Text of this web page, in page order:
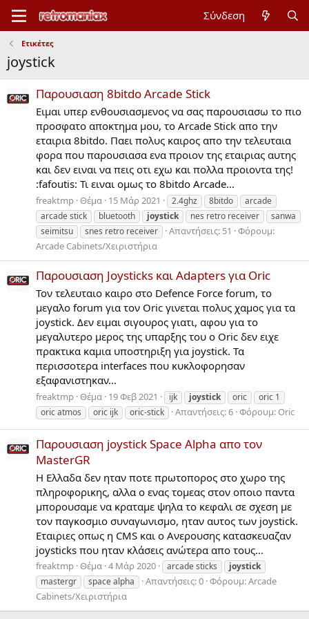
Σύνδεση
Ετικέτες
joystick
Παρουσιαση 8bitdo Arcade Stick
Ειμαι υπερ ενθουσιασμενος να σας παρουσιασω το πιο
προσφατο αποκτημα μου, το Arcade Stick απο την
εταιρια 8bitdo. Παει πολυς καιρος απο την τελευταια
φορα που παρουσιασα ενα προιον της εταιριας αυτης
και δεν ειναι να πεις οτι εχω και πολλα προιοντα της!
:fafoutis: Τι ειναι ομως το 8bitdo Arcade...
freaktmp Θέμα 15 Μάρ 2021 2.4ghz 8bitdo
arcade
arcade stick
bluetooth joystick nes retro receiver
sanwa
seimitsu
snes retro receiver Απαντήσεις: 51
Φόρουμ:
Arcade Cabinets/Χειριστήρια
Παρουσιαση Joysticks και Adapters για Oric
Τον τελευταιο καιρο στο Defence Force forum, το
μεγαλο forum για τον Oric γινεται πολυς χαμος για τα
joystick. Δεν ειμαι σιγουρος γιατι, αφου για το
μεγαλυτερο μερος της υπαρξης του o Oric δεν ειχε
πρακτικα καμια υποστηριξη για joystick. Τα
περισσοτερα interfaces που κυκλοφορησαν
εξαφανιστηκαν...
freaktmp Θέμα 19 Φεβ 2021 ijk joystick oric
oric 1
oric atmos
oric ijk oric-stick Απαντήσεις: 6 Φόρουμ: Oric
Παρουσιαση joystick Space Alpha απο τον
MasterGR
Η Ελλαδα δεν ηταν ποτε πρωτοπορος στο χωρο της
πληροφορικης, αλλα ο ενας τομεας στον οποιο παντα
μπορουσαμε να κραταμε ψηλα το κεφαλι σε σχεση με
τον παγκοσμιο συναγωνισμο, ηταν αυτος των joystick.
Εταιριες οπως η CMS και ο Ανερουσης κατασκευαζαν
joysticks που ηταν κλάσεις ανώτερα απο τους...
freaktmp Θέμα 4 Μάρ 2020 arcade sticks
joystick
mastergr
space alpha Απαντήσεις: 0 Φόρουμ:Arcade
Cabinets/Χειριστήρια